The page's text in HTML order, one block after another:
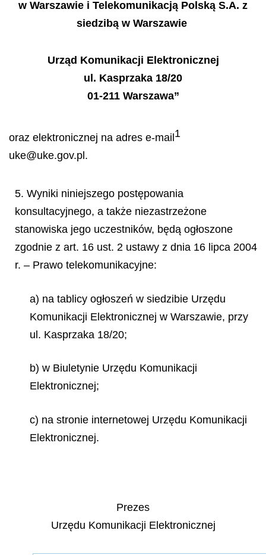
w Warszawie i Telekomunikacją Polską S.A. z
siedzibą w Warszawie
Urząd Komunikacji Elektronicznej
ul. Kasprzaka 18/20
01-211 Warszawa”
oraz elektronicznej na adres e-mail1
uke@uke.gov.pl.
5. Wyniki niniejszego postępowania
konsultacyjnego, a także niezastrzeżone
stanowiska jego uczestników, będą ogłoszone
zgodnie z art. 16 ust. 2 ustawy z dnia 16 lipca 2004
r. – Prawo telekomunikacyjne:
a) na tablicy ogłoszeń w siedzibie Urzędu
Komunikacji Elektronicznej w Warszawie, przy
ul. Kasprzaka 18/20;
b) w Biuletynie Urzędu Komunikacji
Elektronicznej;
c) na stronie internetowej Urzędu Komunikacji
Elektronicznej.
Prezes
Urzędu Komunikacji Elektronicznej